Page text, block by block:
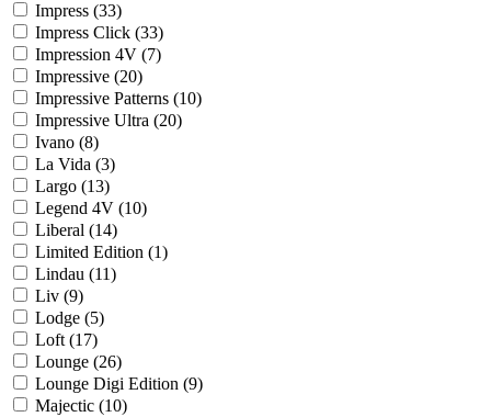
Impress (33)
Impress Click (33)
Impression 4V (7)
Impressive (20)
Impressive Patterns (10)
Impressive Ultra (20)
Ivano (8)
La Vida (3)
Largo (13)
Legend 4V (10)
Liberal (14)
Limited Edition (1)
Lindau (11)
Liv (9)
Lodge (5)
Loft (17)
Lounge (26)
Lounge Digi Edition (9)
Majectic (10)